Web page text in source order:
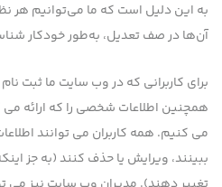
به این دلیل است که ما می‌توانیم هر
آن‌ها در صف تعدیل، به‌طور خودکار
برای کاربرانی که در وب سایت ما ثبت
همچنین اطلاعات شخصی را که ارائه می
می کنیم. همه کاربران می توانند
ببینند، ویرایش یا حذف کنند (به جز